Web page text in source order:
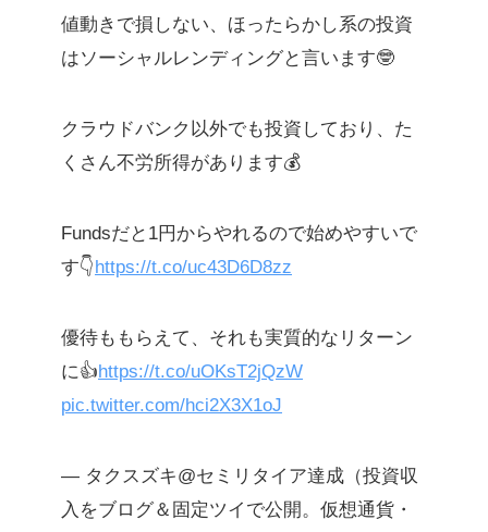
値動きで損しない、ほったらかし系の投資
はソーシャルレンディングと言います🤓
クラウドバンク以外でも投資しており、た
くさん不労所得があります💰
Fundsだと1円からやれるので始めやすいで
す👇https://t.co/uc43D6D8zz
優待ももらえて、それも実質的なリターン
に👍https://t.co/uOKsT2jQzW
pic.twitter.com/hci2X3X1oJ
— タクスズキ@セミリタイア達成（投資収
入をブログ＆固定ツイで公開。仮想通貨・